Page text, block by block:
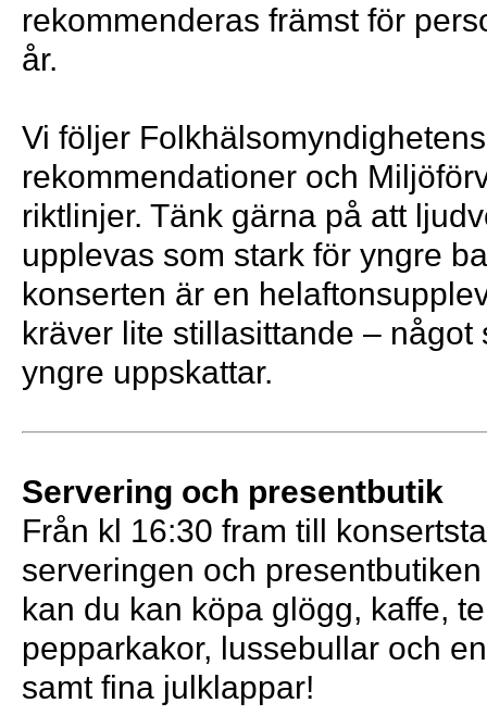
rekommenderas främst för
år.
Vi följer Folkhälsomyndighetens
rekommendationer och
riktlinjer. Tänk gärna på att
upplevas som stark för yngre
konserten är en
kräver lite stillasittande – något
yngre uppskattar.
Servering och presentbutik
Från kl 16:30 fram till
serveringen och
kan du kan köpa glögg, kaffe,
pepparkakor, lussebullar och
samt fina julklappar!